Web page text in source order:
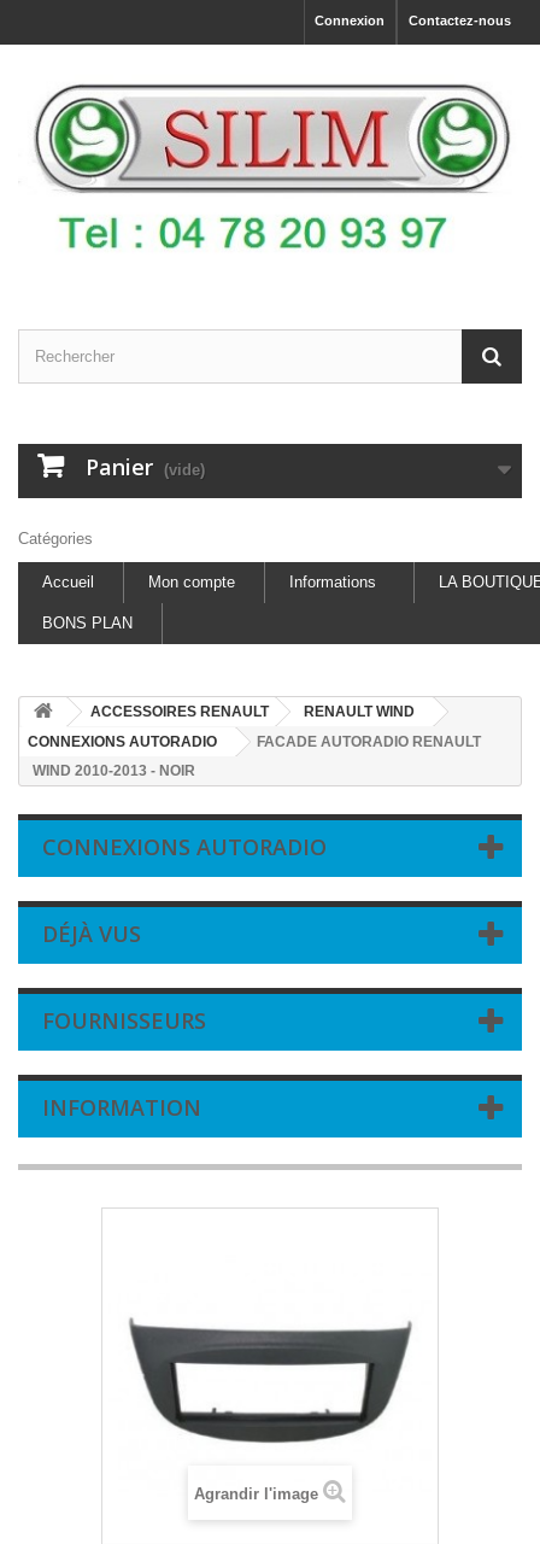
Contactez-nous
Connexion
Panier (vide)
Catégories
Accueil Mon compte Informations LA
BONS PLAN
ACCESSOIRES RENAULT
RENAULT WIND
CONNEXIONS AUTORADIO
FACADE AUTORADIO RENAULT
WIND 2010-2013 - NOIR
CONNEXIONS AUTORADIO
DÉJÀ VUS
FOURNISSEURS
INFORMATION
Agrandir l'image